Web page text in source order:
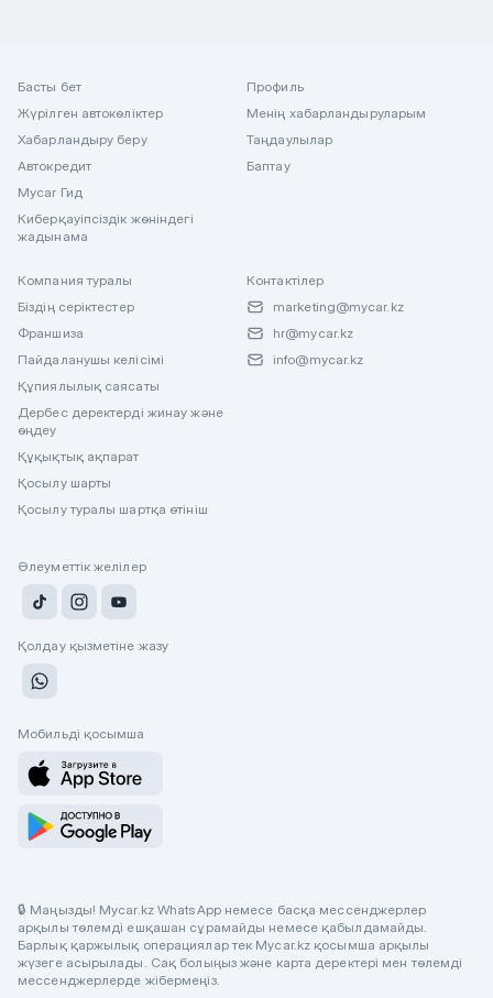
Басты бет
Жүрілген автокөліктер
Хабарландыру беру
Автокредит
Mycar Гид
Киберқауіпсіздік жөніндегі
жадынама
Профиль
Менің хабарландыруларым
Таңдаулылар
Баптау
Компания туралы
Біздің серіктестер
Франшиза
Пайдаланушы келісімі
Құпиялылық саясаты
Дербес деректерді жинау және
өңдеу
Құқықтық ақпарат
Қосылу шарты
Қосылу туралы шартқа өтініш
Контактілер
marketing@mycar.kz
hr@mycar.kz
info@mycar.kz
Әлеуметтік желілер
Қолдау қызметіне жазу
Мобильді қосымша
🔒 Маңызды! Mycar.kz WhatsApp немесе басқа мессенджерлер
арқылы төлемді ешқашан сұрамайды немесе қабылдамайды.
Барлық қаржылық операциялар тек Mycar.kz қосымша арқылы
жүзеге асырылады. Сақ болыңыз және карта деректері мен төлемді
мессенджерлерде жібермеңіз.